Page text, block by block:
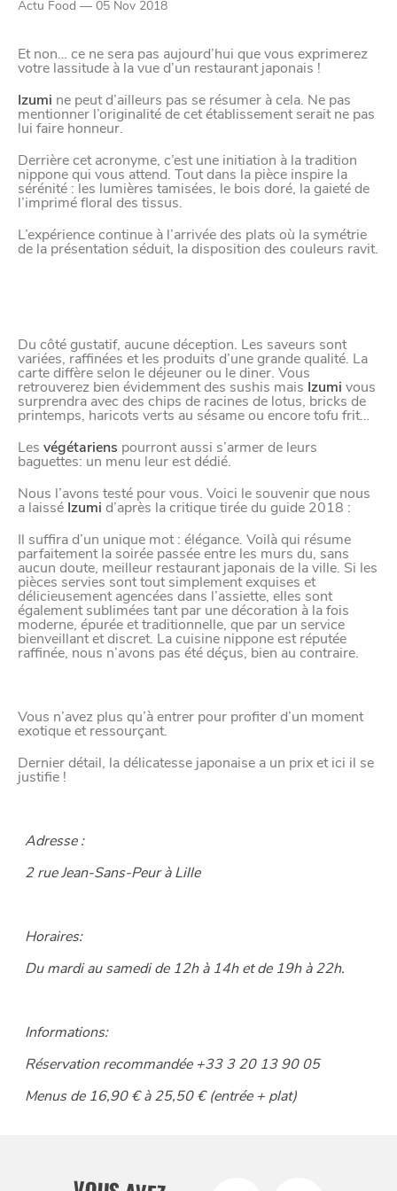
Actu Food — 05 Nov 2018
Et non… ce ne sera pas aujourd’hui que vous exprimerez
votre lassitude à la vue d’un restaurant japonais !
Izumi ne peut d’ailleurs pas se résumer à cela. Ne pas
mentionner l’originalité de cet établissement serait ne pas
lui faire honneur.
Derrière cet acronyme, c’est une initiation à la tradition
nippone qui vous attend. Tout dans la pièce inspire la
sérénité : les lumières tamisées, le bois doré, la gaieté de
l’imprimé floral des tissus.
L’expérience continue à l’arrivée des plats où la symétrie
de la présentation séduit, la disposition des couleurs ravit.
Du côté gustatif, aucune déception. Les saveurs sont
variées, raffinées et les produits d’une grande qualité. La
carte diffère selon le déjeuner ou le diner. Vous
retrouverez bien évidemment des sushis mais Izumi vous
surprendra avec des chips de racines de lotus, bricks de
printemps, haricots verts au sésame ou encore tofu frit…
Les végétariens pourront aussi s’armer de leurs
baguettes: un menu leur est dédié.
Nous l’avons testé pour vous. Voici le souvenir que nous
a laissé Izumi d’après la critique tirée du guide 2018 :
Il suffira d’un unique mot : élégance. Voilà qui résume
parfaitement la soirée passée entre les murs du, sans
aucun doute, meilleur restaurant japonais de la ville. Si les
pièces servies sont tout simplement exquises et
délicieusement agencées dans l’assiette, elles sont
également sublimées tant par une décoration à la fois
moderne, épurée et traditionnelle, que par un service
bienveillant et discret. La cuisine nippone est réputée
raffinée, nous n’avons pas été déçus, bien au contraire.
Vous n’avez plus qu’à entrer pour profiter d’un moment
exotique et ressourçant.
Dernier détail, la délicatesse japonaise a un prix et ici il se
justifie !
Adresse :
2 rue Jean-Sans-Peur à Lille
Horaires:
Du mardi au samedi de 12h à 14h et de 19h à 22h.
Informations:
Réservation recommandée +33 3 20 13 90 05
Menus de 16,90 € à 25,50 € (entrée + plat)
VIVRE
dans
le NORD
confidentialité
Afin de faciliter votre navigation et de vous
apporter le meilleur service possible, nous utilisons
des cookies pour améliorer le site aux besoins des
visiteurs, notamment selon la fréquentation.
Nos politique de confidentialité